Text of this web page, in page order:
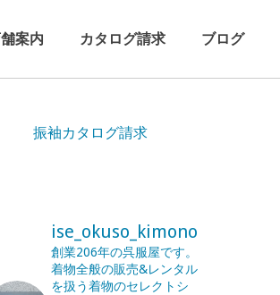
案内 カタログ請求 ブログ
振袖カタログ請求
ise_okuso_kimono
創業206年の呉服屋です。
着物全般の販売&レンタル
を扱う着物のセレクトシ